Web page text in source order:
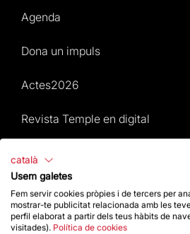
Agenda
Dona un impuls
Actes2026
Revista Temple en digital
Mapa Web
Actes 2026
Visita
català
Usem galetes
Fem servir cookies pròpies i de tercers per
mostrar-te publicitat relacionada amb les
perfil elaborat a partir dels teus hàbits de
visitades). Política de cookies